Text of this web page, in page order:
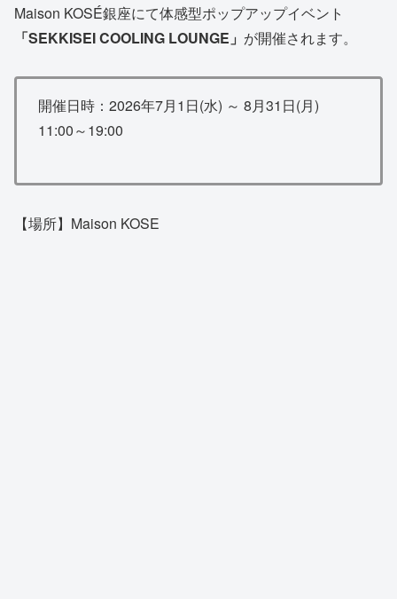
Maison KOSÉ銀座にて体感型ポップアップイベント
「SEKKISEI COOLING LOUNGE」 が開催されます。
開催日時：2026年7月1日(水) ～ 8月31日(月)
11:00～19:00
【場所】Maison KOSE